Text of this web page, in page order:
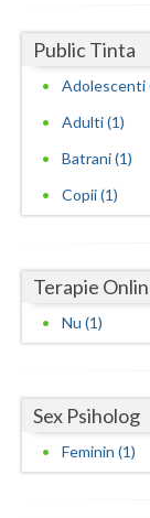
Ilfov
Maramures
Mehedinti
Neamt
Prahova
Satu-Mare
Public Tinta
Adolescenti
Adulti (1)
Batrani (1)
Copii (1)
Terapie
Nu (1)
Sex Psiholog
Feminin (1)